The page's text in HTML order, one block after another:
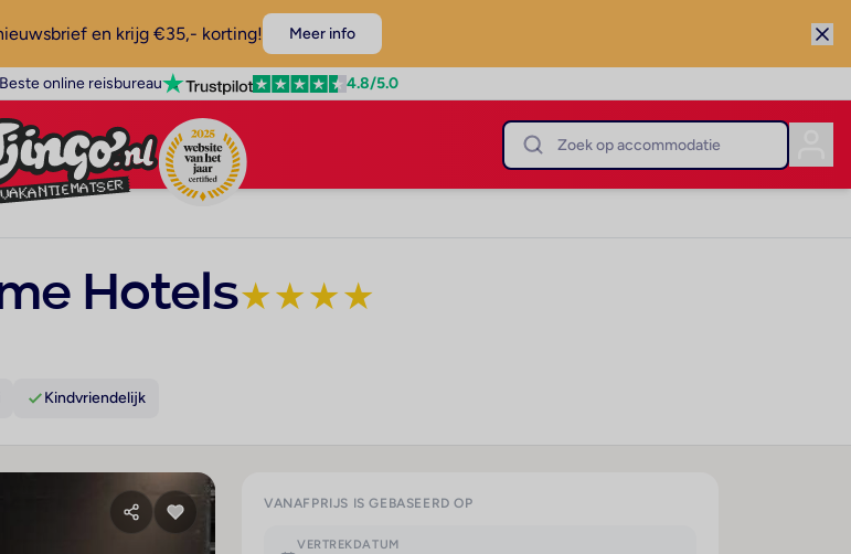
en krijg €35,- korting! Meer info
Beste online reisbureau 4.8/5.0
Hotels★★★★
Kindvriendelijk
VANAFPRIJS IS GEBASEERD OP
VERTREKDATUM